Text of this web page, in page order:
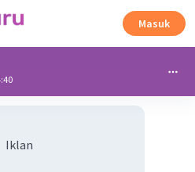
Masuk
Iklan